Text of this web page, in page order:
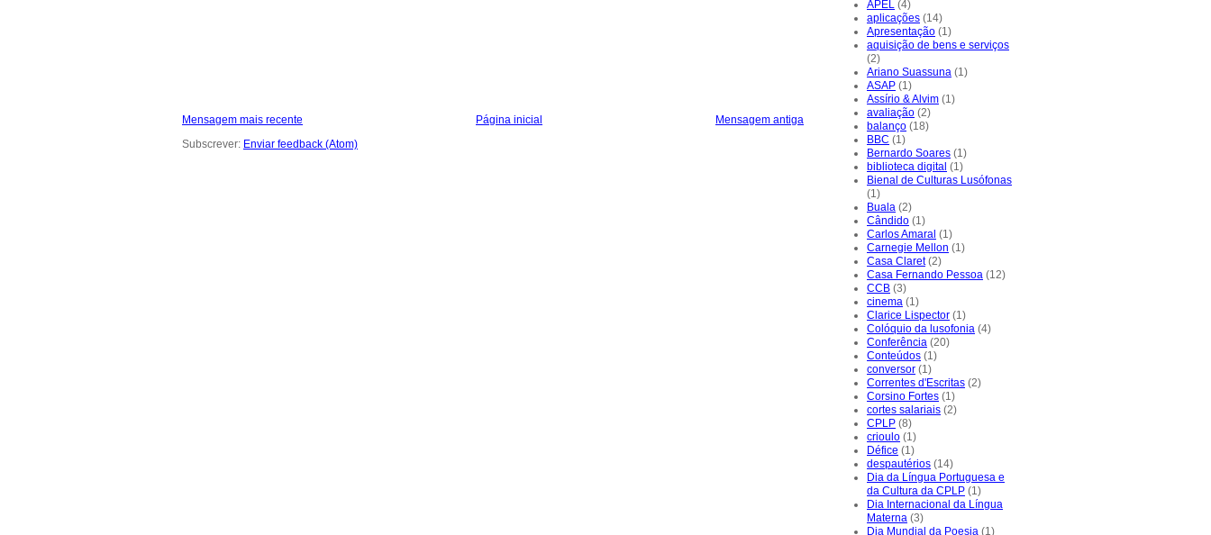
Mensagem mais recente Mensagem antiga
Página inicial
Subscrever: Enviar feedback (Atom)
APEL (4)
aplicações (14)
Apresentação (1)
aquisição de bens e serviços
(2)
Ariano Suassuna (1)
ASAP (1)
Assírio & Alvim (1)
avaliação (2)
balanço (18)
BBC (1)
Bernardo Soares (1)
biblioteca digital (1)
Bienal de Culturas Lusófonas
(1)
Buala (2)
Cândido (1)
Carlos Amaral (1)
Carnegie Mellon (1)
Casa Claret (2)
Casa Fernando Pessoa (12)
CCB (3)
cinema (1)
Clarice Lispector (1)
Colóquio da lusofonia (4)
Conferência (20)
Conteúdos (1)
conversor (1)
Correntes d'Escritas (2)
Corsino Fortes (1)
cortes salariais (2)
CPLP (8)
crioulo (1)
Défice (1)
despautérios (14)
Dia da Língua Portuguesa e
da Cultura da CPLP (1)
Dia Internacional da Língua
Materna (3)
Dia Mundial da Poesia (1)